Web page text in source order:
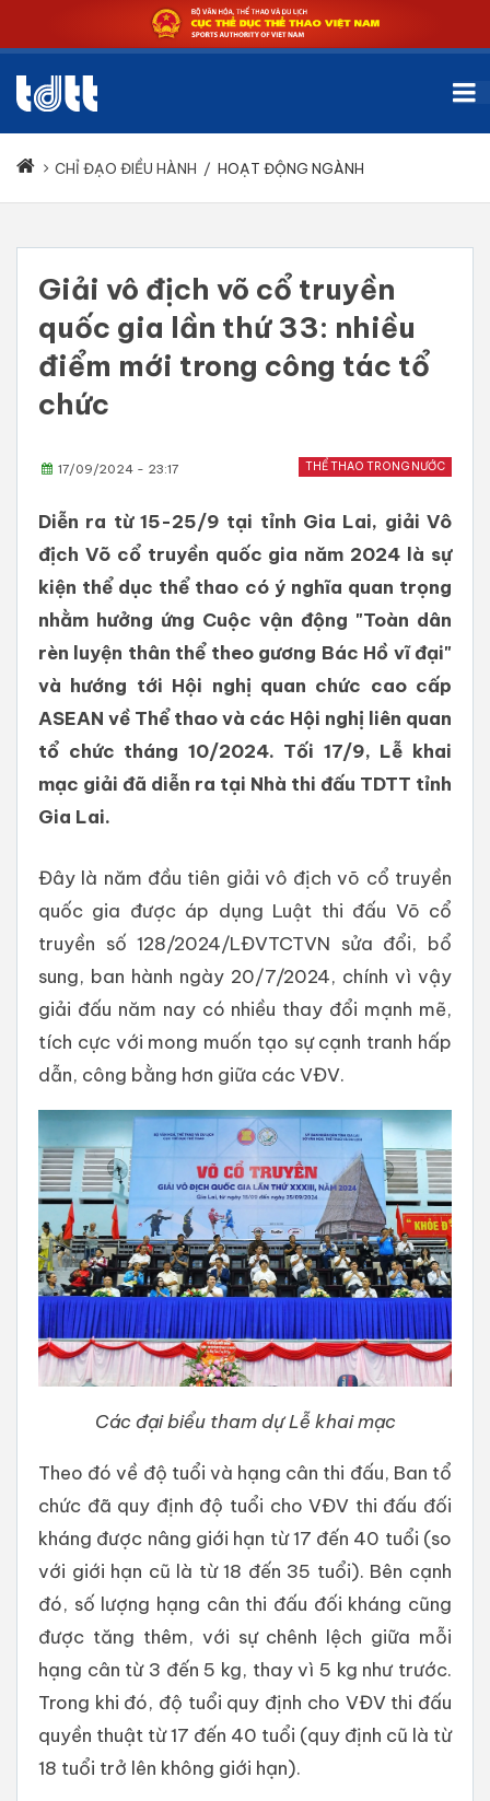
CHỈ ĐẠO ĐIỀU HÀNH / HOẠT ĐỘNG NGÀNH
Giải vô địch võ cổ truyền
quốc gia lần thứ 33: nhiều
điểm mới trong công tác tổ
chức
THỂ THAO TRONG NƯỚC
17/09/2024 - 23:17
Diễn ra từ 15-25/9 tại tỉnh Gia Lai, giải Vô
địch Võ cổ truyền quốc gia năm 2024 là sự
kiện thể dục thể thao có ý nghĩa quan trọng
nhằm hưởng ứng Cuộc vận động "Toàn dân
rèn luyện thân thể theo gương Bác Hồ vĩ đại"
và hướng tới Hội nghị quan chức cao cấp
ASEAN về Thể thao và các Hội nghị liên quan
tổ chức tháng 10/2024. Tối 17/9, Lễ khai
mạc giải đã diễn ra tại Nhà thi đấu TDTT tỉnh
Gia Lai.
Đây là năm đầu tiên giải vô địch võ cổ truyền
quốc gia được áp dụng Luật thi đấu Võ cổ
truyền số 128/2024/LĐVTCTVN sửa đổi, bổ
sung, ban hành ngày 20/7/2024, chính vì vậy
giải đấu năm nay có nhiều thay đổi mạnh mẽ,
tích cực với mong muốn tạo sự cạnh tranh hấp
dẫn, công bằng hơn giữa các VĐV.
Các đại biểu tham dự Lễ khai mạc
Theo đó về độ tuổi và hạng cân thi đấu, Ban tổ
chức đã quy định độ tuổi cho VĐV thi đấu đối
kháng được nâng giới hạn từ 17 đến 40 tuổi (so
với giới hạn cũ là từ 18 đến 35 tuổi). Bên cạnh
đó, số lượng hạng cân thi đấu đối kháng cũng
được tăng thêm, với sự chênh lệch giữa mỗi
hạng cân từ 3 đến 5 kg, thay vì 5 kg như trước.
Trong khi đó, độ tuổi quy định cho VĐV thi đấu
quyền thuật từ 17 đến 40 tuổi (quy định cũ là từ
18 tuổi trở lên không giới hạn).